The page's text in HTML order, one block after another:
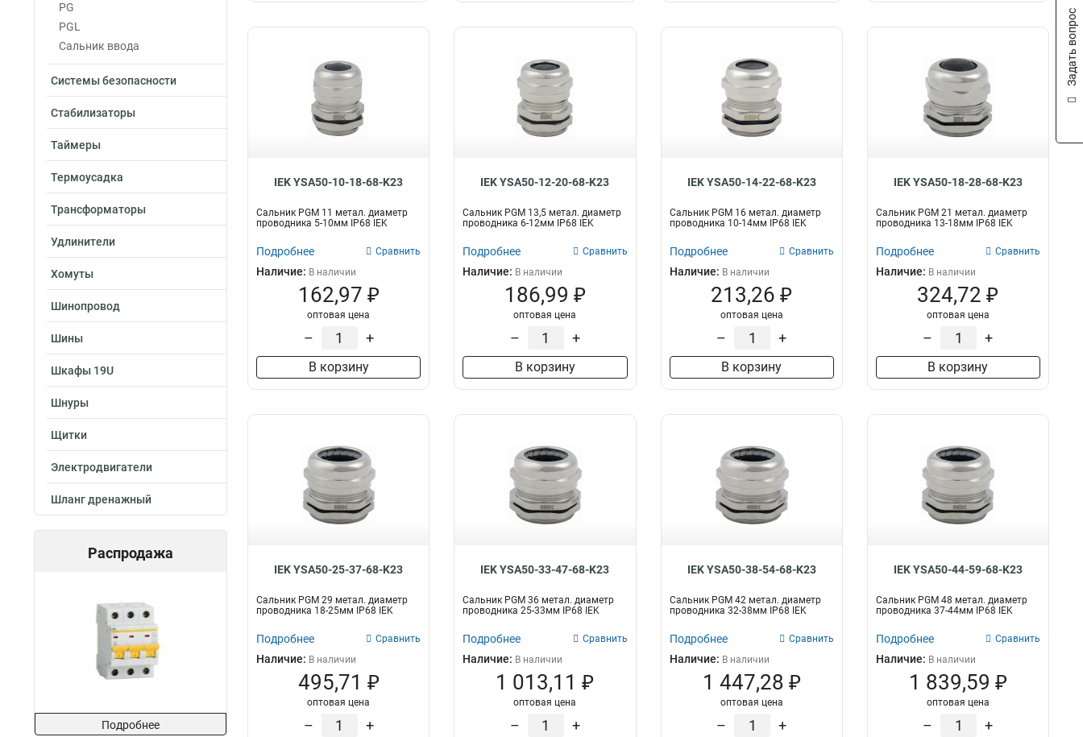
PG
PGL
Сальник ввода
Системы безопасности
Стабилизаторы
Таймеры
Термоусадка
Трансформаторы
Удлинители
Хомуты
Шинопровод
Шины
Шкафы 19U
Шнуры
Щитки
Электродвигатели
Шланг дренажный
Распродажа
Подробнее
IEK YSA50-10-18-68-K23
Сальник PGM 11 метал. диаметр
проводника 5-10мм IP68 IEK
Подробнее Сравнить
Наличие: В наличии
162,97 ₽
оптовая цена
– +
В корзину
IEK YSA50-12-20-68-K23
Сальник PGM 13,5 метал. диаметр
проводника 6-12мм IP68 IEK
Подробнее Сравнить
Наличие: В наличии
186,99 ₽
оптовая цена
– +
В корзину
IEK YSA50-14-22-68-K23
Сальник PGM 16 метал. диаметр
проводника 10-14мм IP68 IEK
Подробнее Сравнить
Наличие: В наличии
213,26 ₽
оптовая цена
– +
В корзину
IEK YSA50-18-28-68-K23
Сальник PGM 21 метал. диаметр
проводника 13-18мм IP68 IEK
Подробнее Сравнить
Наличие: В наличии
324,72 ₽
оптовая цена
– +
В корзину
IEK YSA50-25-37-68-K23
Сальник PGM 29 метал. диаметр
проводника 18-25мм IP68 IEK
Подробнее Сравнить
Наличие: В наличии
495,71 ₽
оптовая цена
– +
IEK YSA50-33-47-68-K23
Сальник PGM 36 метал. диаметр
проводника 25-33мм IP68 IEK
Подробнее Сравнить
Наличие: В наличии
1 013,11 ₽
оптовая цена
– +
IEK YSA50-38-54-68-K23
Сальник PGM 42 метал. диаметр
проводника 32-38мм IP68 IEK
Подробнее Сравнить
Наличие: В наличии
1 447,28 ₽
оптовая цена
– +
IEK YSA50-44-59-68-K23
Сальник PGM 48 метал. диаметр
проводника 37-44мм IP68 IEK
Подробнее Сравнить
Наличие: В наличии
1 839,59 ₽
оптовая цена
– +
Задать вопрос